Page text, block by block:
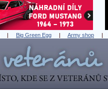
| Big Green Egg | Army shop |